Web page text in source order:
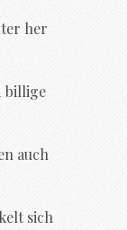
her
billige
auch
sich